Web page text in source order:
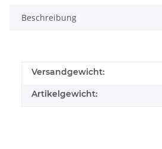
Beschreibung
Versandgewicht:
Artikelgewicht: